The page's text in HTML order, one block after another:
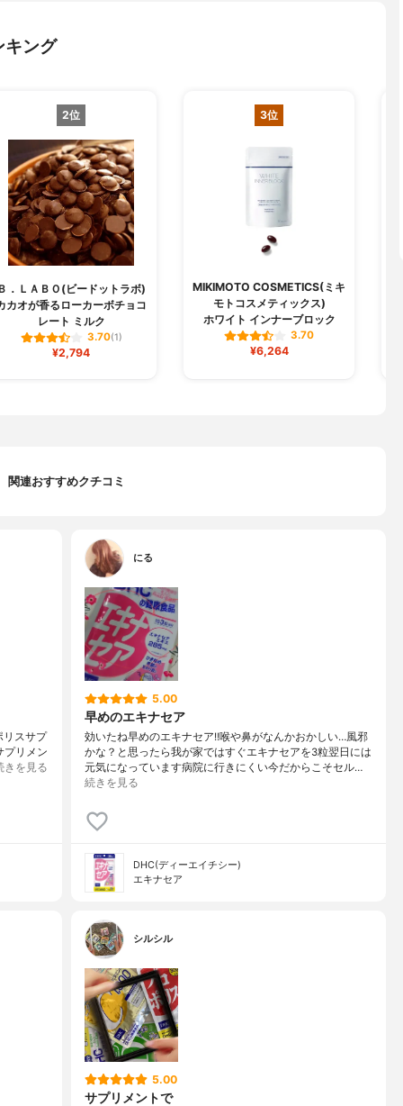
キング
2位
．ＬＡＢＯ(ビードットラボ)
カオが香るローカーボチョコ
レート ミルク
3.70(1)
¥2,794
3位
MIKIMOTO COSMETICS(ミキ
モトコスメティックス)
ホワイト インナーブロック
3.70
¥6,264
関連おすすめクチコミ
リスサプ
プリメン
きを見る
にる
5.00
早めのエキナセア
効いたね早めのエキナセア!!喉や鼻がなんかおかしい…風邪
かな？と思ったら我が家ではすぐエキナセアを3粒翌日には
元気になっています病院に行きにくい今だからこそセル…
続きを見る
DHC(ディーエイチシー)
エキナセア
シルシル
5.00
サプリメントで